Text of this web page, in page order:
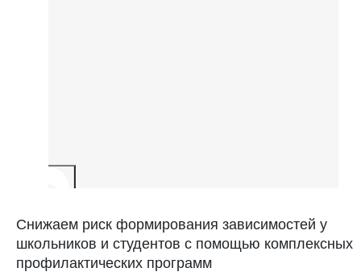
Снижаем риск формирования зависимостей у
школьников и студентов с помощью комплексных
профилактических программ